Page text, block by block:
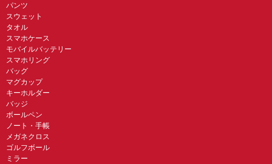
パンツ
スウェット
タオル
スマホケース
モバイルバッテリー
スマホリング
バッグ
マグカップ
キーホルダー
バッジ
ボールペン
ノート・手帳
メガネクロス
ゴルフボール
ミラー